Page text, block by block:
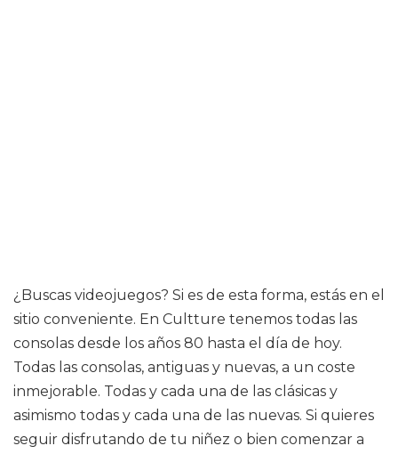
¿Buscas videojuegos? Si es de esta forma, estás en el
sitio conveniente. En Cultture tenemos todas las
consolas desde los años 80 hasta el día de hoy.
Todas las consolas, antiguas y nuevas, a un coste
inmejorable. Todas y cada una de las clásicas y
asimismo todas y cada una de las nuevas. Si quieres
seguir disfrutando de tu niñez o bien comenzar a